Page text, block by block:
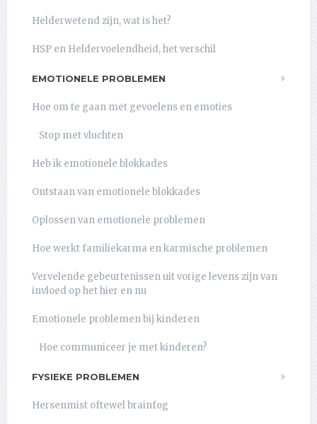
Helderwetend zijn, wat is het?
HSP en Heldervoelendheid, het verschil
EMOTIONELE PROBLEMEN
Hoe om te gaan met gevoelens en emoties
Stop met vluchten
Heb ik emotionele blokkades
Ontstaan van emotionele blokkades
Oplossen van emotionele problemen
Hoe werkt familiekarma en karmische problemen
Vervelende gebeurtenissen uit vorige levens zijn van
invloed op het hier en nu
Emotionele problemen bij kinderen
Hoe communiceer je met kinderen?
FYSIEKE PROBLEMEN
Hersenmist oftewel brainfog